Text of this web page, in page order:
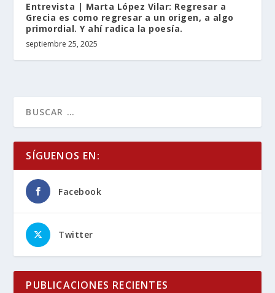
Entrevista | Marta López Vilar: Regresar a
Grecia es como regresar a un origen, a algo
primordial. Y ahí radica la poesía.
septiembre 25, 2025
SÍGUENOS EN:
Facebook
Twitter
PUBLICACIONES RECIENTES